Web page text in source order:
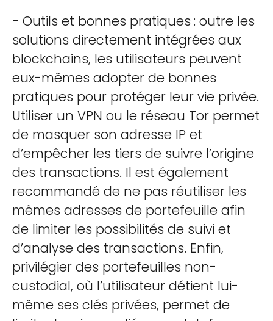
- Outils et bonnes pratiques : outre les
solutions directement intégrées aux
blockchains, les utilisateurs peuvent
eux-mêmes adopter de bonnes
pratiques pour protéger leur vie privée.
Utiliser un VPN ou le réseau Tor permet
de masquer son adresse IP et
d’empêcher les tiers de suivre l’origine
des transactions. Il est également
recommandé de ne pas réutiliser les
mêmes adresses de portefeuille afin
de limiter les possibilités de suivi et
d’analyse des transactions. Enfin,
privilégier des portefeuilles non-
custodial, où l’utilisateur détient lui-
même ses clés privées, permet de